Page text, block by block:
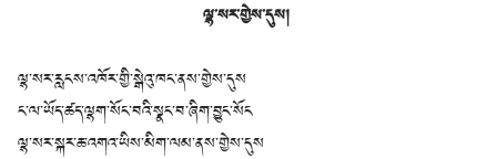
ལྷ་སར་གྱེས་དུས།
ལྷ་སར་རླངས་འཁོར་གྱི་སྒེའུ་ཁང་ནས་གྱེས་དུས
ང་ལ་ཡོད་ཚད་ལྷག་སོང་བའི་སྣང་བ་ཞིག་བྱུང་སོང
ལྷ་སར་སྐར་ཆ་འགའ་ཡིས་མིག་ལམ་ནས་གྱེས་དུས